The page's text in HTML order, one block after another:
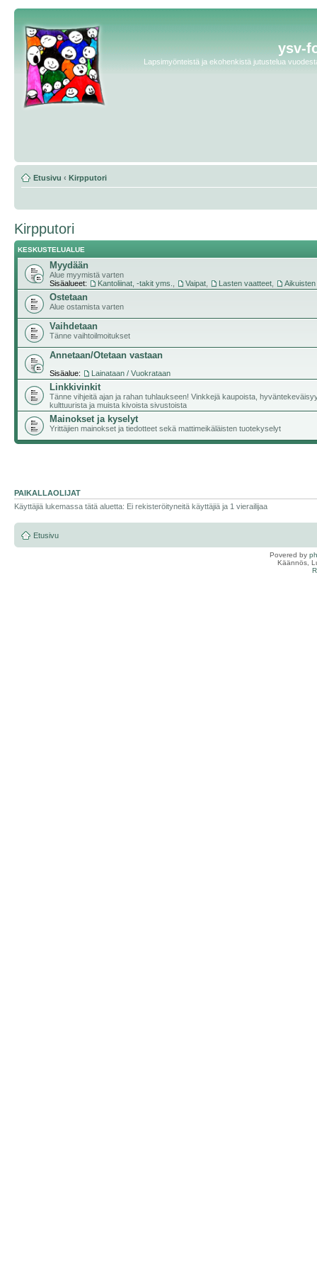
ysv-
Lapsimyönteistä ja ekohenkistä jutustelua
Etusivu ‹ Kirpputori
Kirpputori
KESKUSTELUALUE
Myydään
Alue myymistä varten
Sisäalueet:
Kantoliinat, -takit yms. Vaipat Lasten vaatteet
Ostetaan
Alue ostamista varten
Vaihdetaan
Tänne vaihtoilmoitukset
Annetaan/Otetaan vastaan
Sisäalue: Lainataan / Vuokrataan
Linkkivinkit
Tänne vihjeitä ajan ja rahan tuhlaukseen! Vinkkejä kaupoista,
kulttuurista ja muista kivoista sivustoista
Mainokset ja kyselyt
Yrittäjien mainokset ja tiedotteet sekä mattimeikäläisten tuotekyselyt
PAIKALLAOLIJAT
Käyttäjiä lukemassa tätä aluetta: Ei rekisteröityneitä käyttäjiä ja 1 vierailijaa
Etusivu
Povered by
Käännös,